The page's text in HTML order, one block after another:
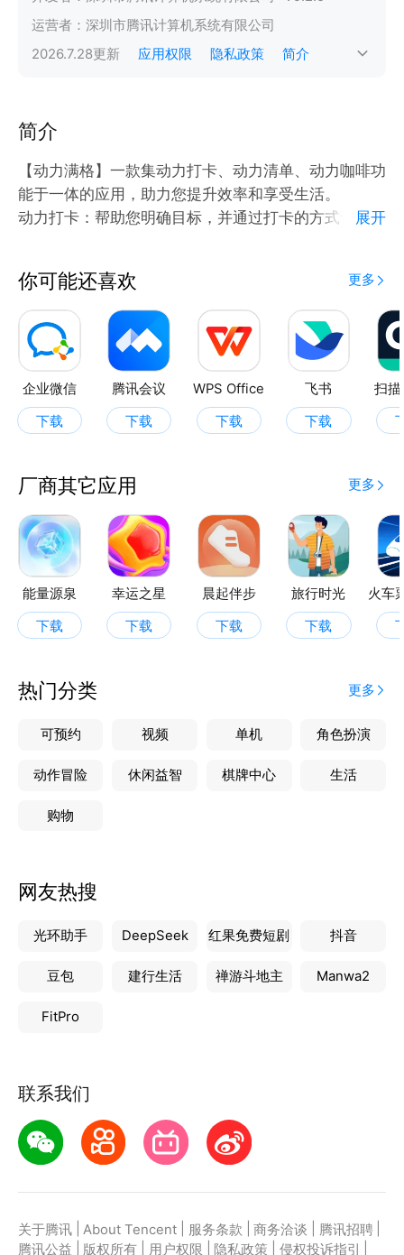
运营者： 深圳市腾讯计算机系统有限公司
2026.7.28更新 应用权限 隐私政策 简介
简介
【动力满格】一款集动力打卡、动力清单、动力咖啡功
能于一体的应用，助力您提升效率和享受生活。
动力打卡：帮助您明确目标，并通过打卡的方式记录自
有事务井井有条，让您的每一天都充满效率。
动力咖啡：您可以记录品尝过的每一杯咖啡，统计您当
月喝咖啡数量，助力您动力满满。
展开
你可能还喜欢 更多
企业微信
下载
腾讯会议
下载
WPS Office
下载
飞书
下载
扫
厂商其它应用 更多
能量源泉
下载
幸运之星
下载
晨起伴步
下载
旅行时光
下载
热门分类 更多
可预约 视频 单机 角色扮演
动作冒险 休闲益智 棋牌中心 生活
购物
网友热搜
光环助手 DeepSeek 红果免费短剧 抖音
豆包 建行生活 禅游斗地主 Manwa2
FitPro
联系我们
关于腾讯 About Tencent 服务条款 商务洽谈 腾讯招聘
腾讯公益
版权所有 用户权限 隐私政策 侵权投诉指引